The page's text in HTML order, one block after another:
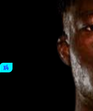
x4